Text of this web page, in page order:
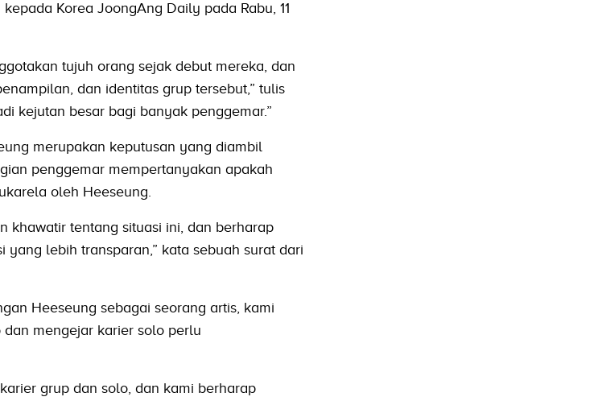
Korea JoongAng Daily pada Rabu, 11
tujuh orang sejak debut mereka, dan
dan identitas grup tersebut,” tulis
kejutan besar bagi banyak penggemar.”
merupakan keputusan yang diambil
penggemar mempertanyakan apakah
oleh Heeseung.
khawatir tentang situasi ini, dan berharap
lebih transparan,” kata sebuah surat dari
Heeseung sebagai seorang artis, kami
mengejar karier solo perlu
grup dan solo, dan kami berharap